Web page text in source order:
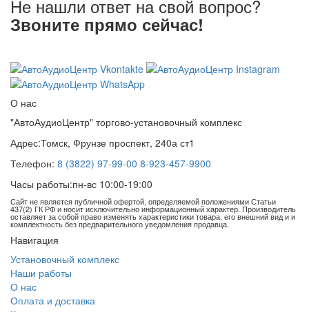
Не нашли ответ на свой вопрос?
Звоните прямо сейчас!
О нас
"АвтоАудиоЦентр" торгово-установочный комплекс
Адрес:Томск, Фрунзе проспект, 240а ст1
Телефон: 8 (3822) 97-99-00 8-923-457-9900
Часы работы:пн-вс 10:00-19:00
Сайт не является публичной офертой, определяемой положениями Статьи
437(2) ГК РФ и носит исключительно информационный характер. Производитель
оставляет за собой право изменять характеристики товара, его внешний вид и и
комплектность без предварительного уведомления продавца.
Навигация
Установочный комплекс
Наши работы
О нас
Оплата и доставка